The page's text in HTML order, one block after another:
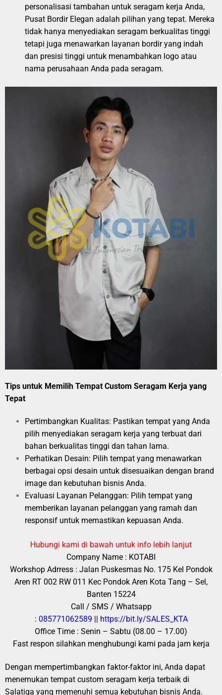
personalisasi tambahan untuk seragam kerja Anda,
Pusat Bordir Elegan adalah pilihan yang tepat. Mereka
tidak hanya menyediakan seragam berkualitas tinggi
tetapi juga menawarkan layanan bordir yang indah
dan presisi tinggi untuk menambahkan logo atau
nama perusahaan Anda pada seragam.
Tips untuk Memilih Tempat Custom Seragam Kerja yang
Tepat
Pertimbangkan Kualitas: Pastikan tempat yang Anda
pilih menyediakan seragam kerja yang terbuat dari
bahan berkualitas tinggi dan tahan lama.
Perhatikan Desain: Pilih tempat yang menawarkan
berbagai opsi desain untuk disesuaikan dengan brand
image dan kebutuhan bisnis Anda.
Evaluasi Layanan Pelanggan: Pilih tempat yang
memberikan layanan pelanggan yang ramah dan
responsif untuk memastikan kepuasan Anda.
Hubungi kami di bawah untuk info lebih lanjut
Company Name : KOTABI
Workshop Adrress : Jalan Puskesmas No. 175 Kel Pondok
Aren RT 002 RW 011 Kec Pondok Aren Kota Tang – Sel,
Banten 15224
Call / SMS / Whatsapp
: 085771062589
https://bit.ly/SALES_KTA
Office Time : Senin – Sabtu (08.00 – 17.00)
Fast respon silahkan menghubungi kami pada jam kerja
Dengan mempertimbangkan faktor-faktor ini, Anda dapat
menemukan tempat custom seragam kerja terbaik di
Salatiga yang memenuhi semua kebutuhan bisnis Anda.